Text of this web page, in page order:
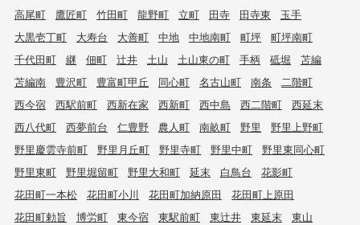
高尾町
鷹匠町 竹田町 龍野町 立町 田寺 田寺東
玉手
大黒壱丁町
大寿台 大善町 中地 中地南町 町坪
町坪南町
千代田町
継 佃町 辻井 土山 土山東の町 手柄 砥堀
苫編
苫編南
豊沢町 豊富町甲丘 同心町 名古山町 南条
二階町
西今宿
西駅前町 西新在家 西新町 西中島 西二階町
西延末
西八代町
西夢前台 仁豊野 農人町 南畝町 野里
野里上野町
野里慶雲寺前町
野里月丘町 野里寺町 野里中町
野里東同心町
野里東町
野里堀留町 野里大和町 延末 白鳥台
花影町
花田町一本松
花田町小川 花田町加納原田
花田町上原田
花田町勅旨
博労町 東今宿 東駅前町 東辻井 東延末
東山